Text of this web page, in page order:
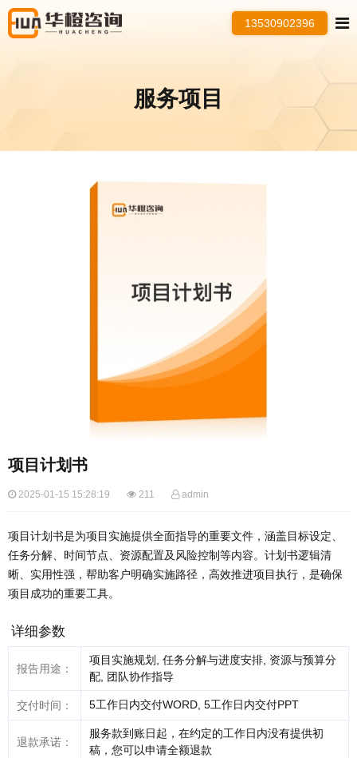
13530902396
服务项目
项目计划书
2025-01-15 15:28:19 211 admin
项目计划书是为项目实施提供全面指导的重要文件，涵盖目标设定、
任务分解、时间节点、资源配置及风险控制等内容。计划书逻辑清
晰、实用性强，帮助客户明确实施路径，高效推进项目执行，是确保
项目成功的重要工具。
详细参数
报告用途：
项目实施规划, 任务分解与进度安排, 资源与预算分
配, 团队协作指导
交付时间： 5工作日内交付WORD, 5工作日内交付PPT
退款承诺：
服务款到账日起，在约定的工作日内没有提供初
稿，您可以申请全额退款